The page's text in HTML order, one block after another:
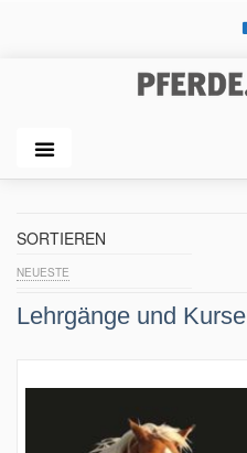
SORTIEREN
NEUESTE
Lehrgänge und Kurse